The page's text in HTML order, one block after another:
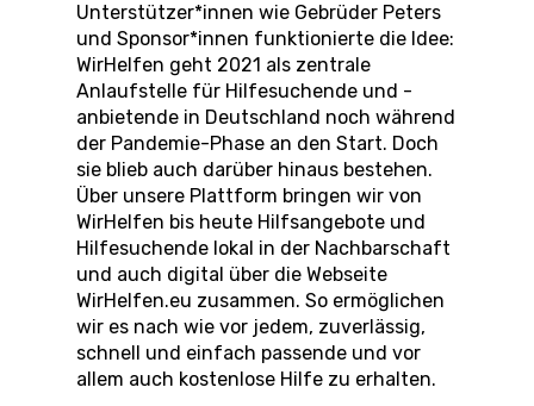
Unterstützer*innen wie Gebrüder Peters
und Sponsor*innen funktionierte die Idee:
WirHelfen geht 2021 als zentrale
Anlaufstelle für Hilfesuchende und -
anbietende in Deutschland noch während
der Pandemie-Phase an den Start. Doch
sie blieb auch darüber hinaus bestehen.
Über unsere Plattform bringen wir von
WirHelfen bis heute Hilfsangebote und
Hilfesuchende lokal in der Nachbarschaft
und auch digital über die Webseite
WirHelfen.eu zusammen. So ermöglichen
wir es nach wie vor jedem, zuverlässig,
schnell und einfach passende und vor
allem auch kostenlose Hilfe zu erhalten.